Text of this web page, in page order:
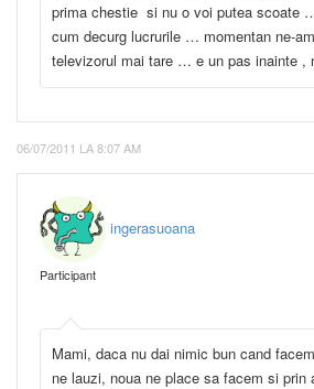
prima chestie si nu o voi putea scoate
cum decurg lucrurile … momentan ne-
televizorul mai tare … e un pas inainte ,
06/07/2011 LA 8:07 AM
ingerasuoana
Participant
Mami, daca nu dai nimic bun cand
ne lauzi, noua ne place sa facem si prin